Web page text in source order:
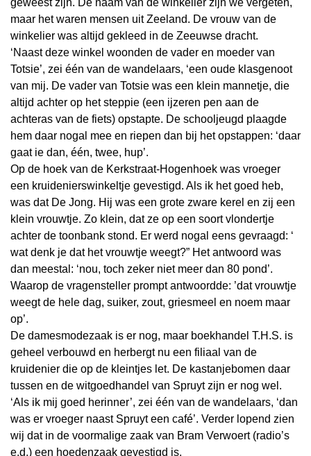
geweest zijn. De naam van de winkelier zijn we vergeten,
maar het waren mensen uit Zeeland. De vrouw van de
winkelier was altijd gekleed in de Zeeuwse dracht.
‘Naast deze winkel woonden de vader en moeder van
Totsie’, zei één van de wandelaars, ‘een oude klasgenoot
van mij. De vader van Totsie was een klein mannetje, die
altijd achter op het steppie (een ijzeren pen aan de
achteras van de fiets) opstapte. De schooljeugd plaagde
hem daar nogal mee en riepen dan bij het opstappen: ‘daar
gaat ie dan, één, twee, hup’.
Op de hoek van de Kerkstraat-Hogenhoek was vroeger
een kruidenierswinkeltje gevestigd. Als ik het goed heb,
was dat De Jong. Hij was een grote zware kerel en zij een
klein vrouwtje. Zo klein, dat ze op een soort vlondertje
achter de toonbank stond. Er werd nogal eens gevraagd: ‘
wat denk je dat het vrouwtje weegt?” Het antwoord was
dan meestal: ‘nou, toch zeker niet meer dan 80 pond’.
Waarop de vragensteller prompt antwoordde: ’dat vrouwtje
weegt de hele dag, suiker, zout, griesmeel en noem maar
op’.
De damesmodezaak is er nog, maar boekhandel T.H.S. is
geheel verbouwd en herbergt nu een filiaal van de
kruidenier die op de kleintjes let. De kastanjebomen daar
tussen en de witgoedhandel van Spruyt zijn er nog wel.
‘Als ik mij goed herinner’, zei één van de wandelaars, ‘dan
was er vroeger naast Spruyt een café’. Verder lopend zien
wij dat in de voormalige zaak van Bram Verwoert (radio’s
e.d.) een hoedenzaak gevestigd is.